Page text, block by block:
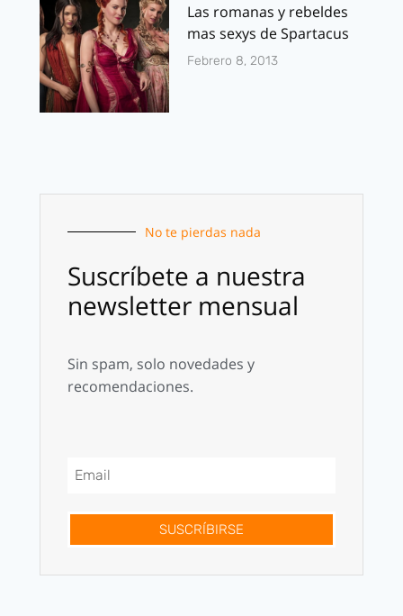
Las romanas y rebeldes
mas sexys de Spartacus
Febrero 8, 2013
No te pierdas nada
Suscríbete a nuestra
newsletter mensual
Sin spam, solo novedades y
recomendaciones.
SUSCRÍBIRSE